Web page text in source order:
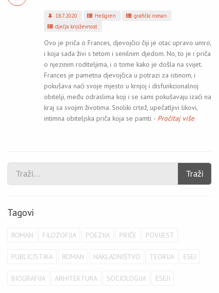
18.7.2020 Hellgren
grafički roman
dječja književnost
Ovo je priča o Frances, djevojčici čiji je otac upravo umro,
i koja sada živi s tetom i senilnim djedom. No, to je i priča
o njezinim roditeljima, i o tome kako je došla na svijet.
Frances je pametna djevojčica u potrazi za istinom, i
pokušava naći svoje mjesto u krnjoj i disfunkcionalnoj
obitelji, među odraslima koji i se sami pokušavaju izaći na
kraj sa svojim životima. Snoliki crtež, upečatljivi likovi,
intimna obiteljska priča koja se pamti. - Pročitaj više
Traži
Tagovi
ROMAN FILOZOFIJA POEZIJA PRIČE POVIJEST
PUBLICISTIKA ROMAN NAKLADNIŠTVO TEORIJA ESEJ
BIOGRAFIJA ARHITEKTURA SOCIOLOGIJA ESEJI